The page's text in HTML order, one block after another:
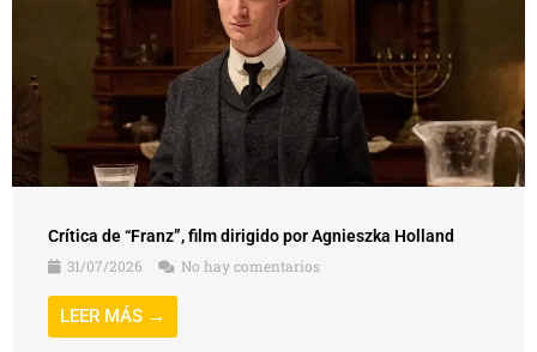
Crítica de “Franz”, film dirigido por Agnieszka Holland
31/07/2026
No hay comentarios
LEER MÁS →